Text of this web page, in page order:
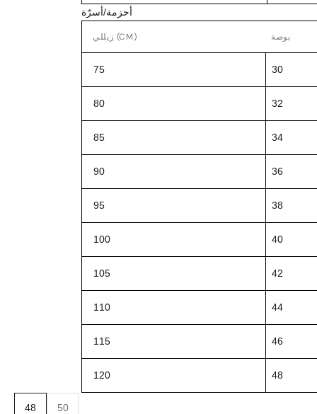
أحزمة/أسرّة
زيللي (CM) بوصة
75 30
80 32
85 34
90 36
95 38
100 40
105 42
110 44
115 46
120 48
48 50